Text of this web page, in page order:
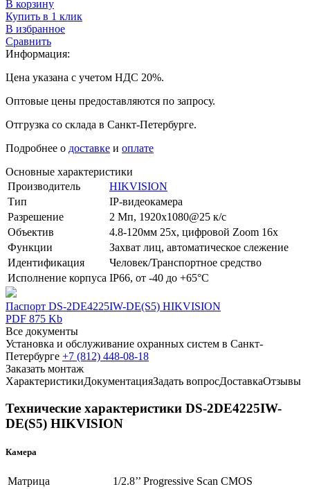
В корзину
Купить в 1 клик
В избранное
Сравнить
Информация:
Цена указана с учетом НДС 20%.
Оптовые цены предоставляются по запросу.
Отгрузка со склада в Санкт-Петербурге.
Подробнее о доставке и оплате
Основные характеристики
Производитель
HIKVISION
Тип
IP-видеокамера
Разрешение
2 Мп, 1920x1080@25 к/с
Объектив
4.8-120мм 25х, цифровой Zoom 16x
Функции
Захват лиц, автоматическое слежение
Идентификация
Человек/Транспортное средство
Исполнение корпуса IP66, от -40 до +65°C
Паспорт DS-2DE4225IW-DE(S5) HIKVISION
PDF 875 Kb
Все документы
Установка и обслуживание охранных систем в Санкт-
Петербурге +7 (812) 448-08-18
Заказать монтаж
ХарактеристикиДокументацияЗадать вопросДоставкаОтзывы
Технические характеристики DS-2DE4225IW-
DE(S5) HIKVISION
Камера
Матрица 1/2.8’’ Progressive Scan CMOS